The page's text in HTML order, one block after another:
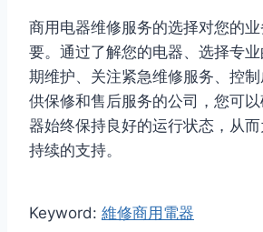
商用电器维修服务的选择对您的
要。通过了解您的电器、选择专
期维护、关注紧急维修服务、控
供保修和售后服务的公司，您可
器始终保持良好的运行状态，从
持续的支持。
Keyword: 維修商用電器